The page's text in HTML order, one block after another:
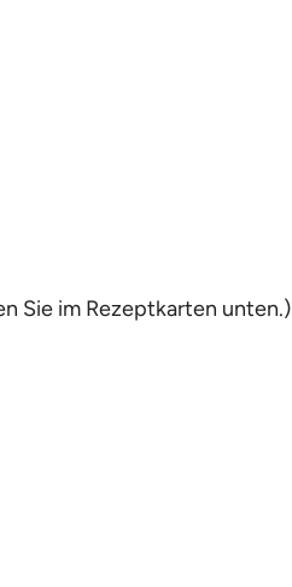
Sie im Rezeptkarten unten.)